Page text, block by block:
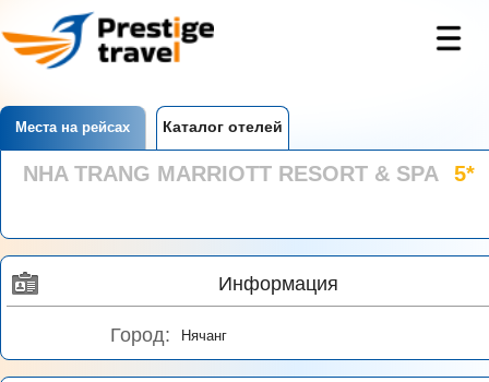
Места на рейсах Каталог отелей
NHA TRANG MARRIOTT RESORT & SPA 5*
Информация
Город: Нячанг